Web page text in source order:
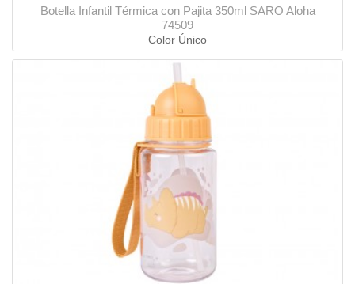
Botella Infantil Térmica con Pajita 350ml SARO Aloha
74509
Color Único